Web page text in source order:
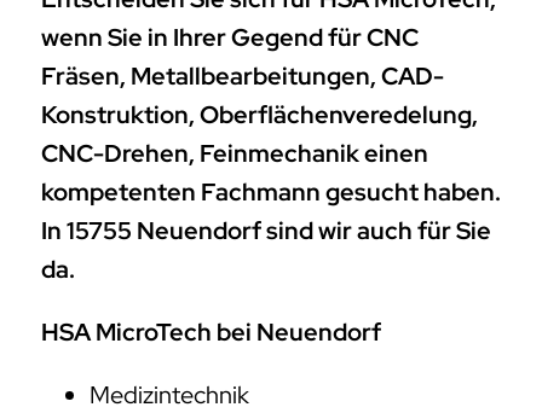
wenn Sie in Ihrer Gegend für CNC
Fräsen, Metallbearbeitungen, CAD-
Konstruktion, Oberflächenveredelung,
CNC-Drehen, Feinmechanik einen
kompetenten Fachmann gesucht haben.
In 15755 Neuendorf sind wir auch für Sie
da.
HSA MicroTech bei Neuendorf
Medizintechnik